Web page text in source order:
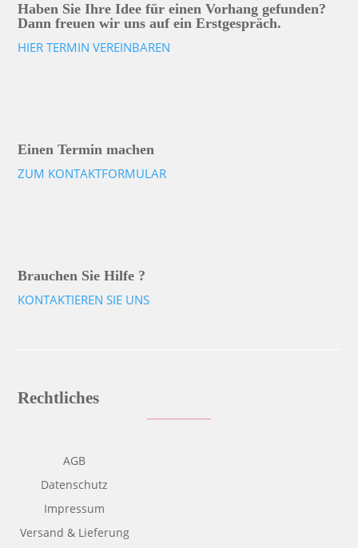
Haben Sie Ihre Idee für einen Vorhang gefunden?
Dann freuen wir uns auf ein Erstgespräch.
HIER TERMIN VEREINBAREN
Einen Termin machen
ZUM KONTAKTFORMULAR
Brauchen Sie Hilfe ?
KONTAKTIEREN SIE UNS
Rechtliches
AGB
Datenschutz
Impressum
Versand & Lieferung